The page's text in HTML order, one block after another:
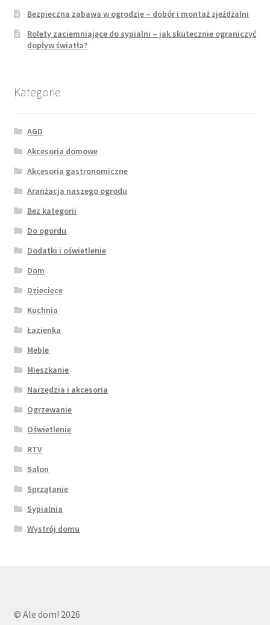
Bezpieczna zabawa w ogrodzie – dobór i montaż zjeżdżalni
Rolety zaciemniające do sypialni – jak skutecznie ograniczyć
dopływ światła?
Kategorie
AGD
Akcesoria domowe
Akcesoria gastronomiczne
Aranżacja naszego ogrodu
Bez kategorii
Do ogordu
Dodatki i oświetlenie
Dom
Dziecięce
Kuchnia
Łazienka
Meble
Mieszkanie
Narzędzia i akcesoria
Ogrzewanie
Oświetlenie
RTV
Salon
Sprzątanie
Sypialnia
Wystrój domu
© Ale dom! 2026